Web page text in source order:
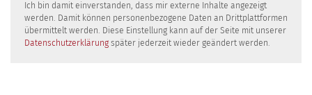
Ich bin damit einverstanden, dass mir externe Inhalte angezeigt
werden. Damit können personenbezogene Daten an Drittplattformen
übermittelt werden. Diese Einstellung kann auf der Seite mit unserer
Datenschutzerklärung später jederzeit wieder geändert werden.